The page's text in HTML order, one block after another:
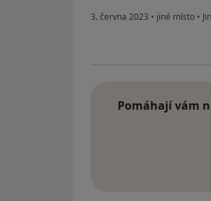
3. června 2023 • jiné místo •
Pomáhají vám